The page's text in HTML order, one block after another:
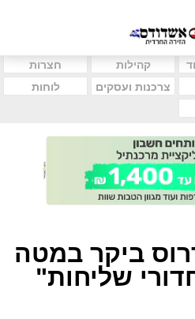
קהילות
חצרות
צרכנות ועסקים
לוחות
ביקר במטה
שליחות"